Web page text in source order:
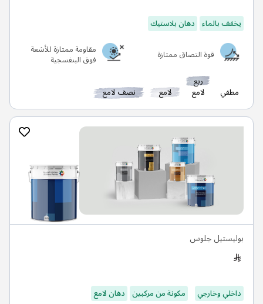
يخفف بالماء دهان بلاستيك
قوة التصاق ممتازة
مقاومة ممتازة للأشعة
فوق البنفسجية
مطفي
ربع
لامع لامع نصف لامع
بوليستيل جلوس
داخلي وخارجي مكونة من مركبين دهان لامع